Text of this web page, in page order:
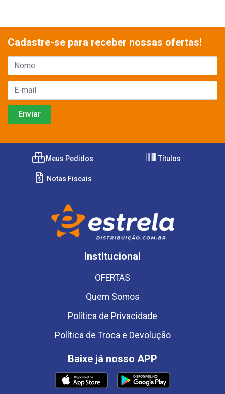
Cadastre-se para receber nossas ofertas!
Meus Pedidos Títulos
Notas Fiscais
Institucional
OFERTAS
Quem Somos
Política de Privacidade
Política de Troca e Devolução
Baixe já nosso APP